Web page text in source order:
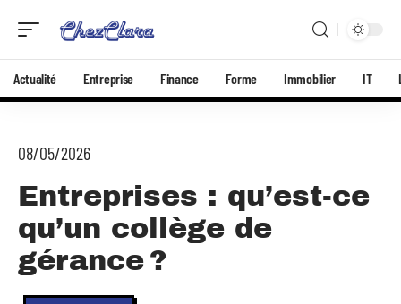
Actualité Entreprise Finance Forme Immobilier IT
08/05/2026
Entreprises : qu’est-ce
qu’un collège de
gérance ?